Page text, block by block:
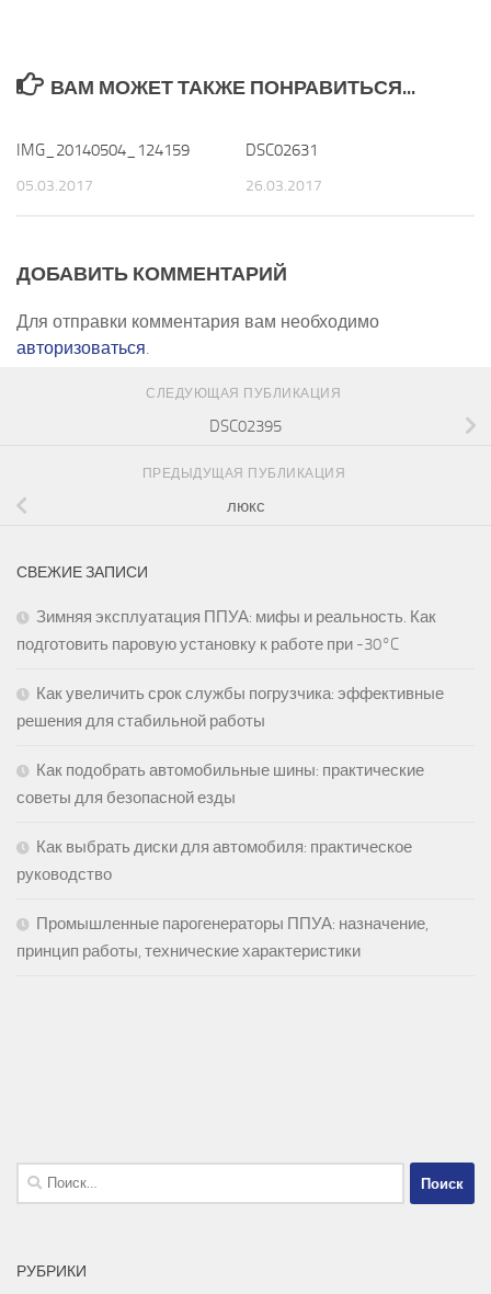
ВАМ МОЖЕТ ТАКЖЕ ПОНРАВИТЬСЯ...
IMG_20140504_124159
05.03.2017
DSC02631
26.03.2017
ДОБАВИТЬ КОММЕНТАРИЙ
Для отправки комментария вам необходимо
авторизоваться.
СЛЕДУЮЩАЯ ПУБЛИКАЦИЯ
DSC02395
ПРЕДЫДУЩАЯ ПУБЛИКАЦИЯ
люкс
СВЕЖИЕ ЗАПИСИ
Зимняя эксплуатация ППУА: мифы и реальность. Как
подготовить паровую установку к работе при -30°C
Как увеличить срок службы погрузчика: эффективные
решения для стабильной работы
Как подобрать автомобильные шины: практические
советы для безопасной езды
Как выбрать диски для автомобиля: практическое
руководство
Промышленные парогенераторы ППУА: назначение,
принцип работы, технические характеристики
Найти:
РУБРИКИ